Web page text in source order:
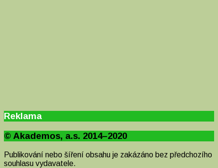
Reklama
© Akademos, a.s. 2014–2020
Publikování nebo šíření obsahu je zakázáno bez předchozího
souhlasu vydavatele.